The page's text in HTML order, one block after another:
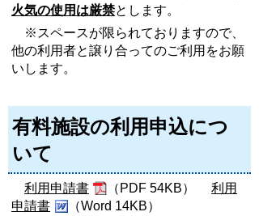
火気の使用は厳禁とします。
※スペースが限られておりますので、
他の利用者と譲り合ってのご利用をお願
いします。
有料施設の利用申込につ
いて
利用申請書 （PDF 54KB） 利用
申請書
（Word 14KB）